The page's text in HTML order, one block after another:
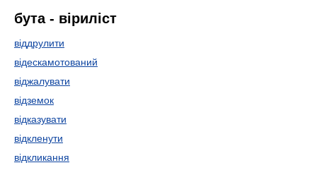
бута - віриліст
віддрулити
відескамотований
віджалувати
відземок
відказувати
відкленути
відкликання